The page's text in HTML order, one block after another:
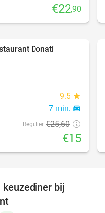
€22,90
Donati
9.5 star
7 min. directions_car
Regulier €25,60
€15
bij